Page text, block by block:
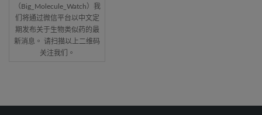
（Big_Molecule_Watch）我
们将通过微信平台以中文定
期发布关于生物类似药的最
新消息。 请扫描以上二维码
关注我们。